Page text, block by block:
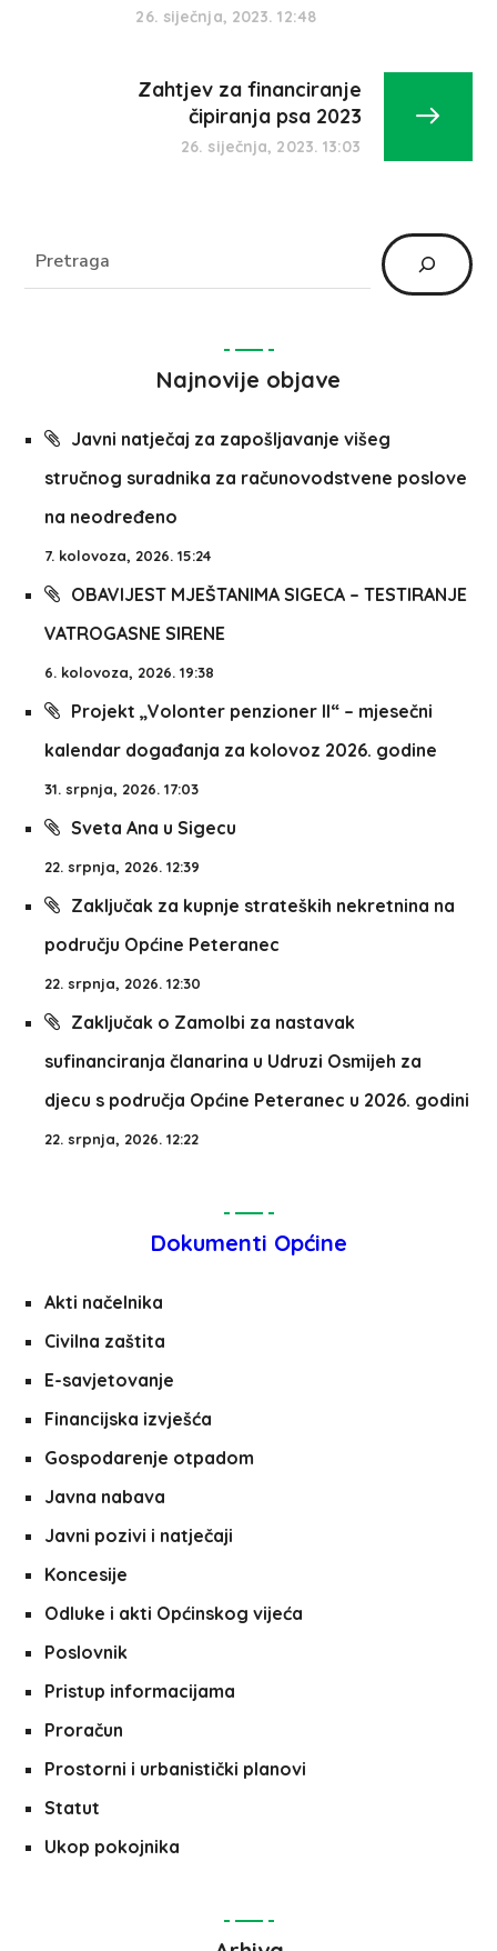
26. siječnja, 2023. 12:48
Zahtjev za financiranje
čipiranja psa 2023
26. siječnja, 2023. 13:03
Najnovije objave
Javni natječaj za zapošljavanje višeg
stručnog suradnika za računovodstvene poslove
na neodređeno
7. kolovoza, 2026. 15:24
OBAVIJEST MJEŠTANIMA SIGECA – TESTIRANJE
VATROGASNE SIRENE
6. kolovoza, 2026. 19:38
Projekt „Volonter penzioner II“ – mjesečni
kalendar događanja za kolovoz 2026. godine
31. srpnja, 2026. 17:03
Sveta Ana u Sigecu
22. srpnja, 2026. 12:39
Zaključak za kupnje strateških nekretnina na
području Općine Peteranec
22. srpnja, 2026. 12:30
Zaključak o Zamolbi za nastavak
sufinanciranja članarina u Udruzi Osmijeh za
djecu s područja Općine Peteranec u 2026. godini
22. srpnja, 2026. 12:22
Dokumenti Općine
Akti načelnika
Civilna zaštita
E-savjetovanje
Financijska izvješća
Gospodarenje otpadom
Javna nabava
Javni pozivi i natječaji
Koncesije
Odluke i akti Općinskog vijeća
Poslovnik
Pristup informacijama
Proračun
Prostorni i urbanistički planovi
Statut
Ukop pokojnika